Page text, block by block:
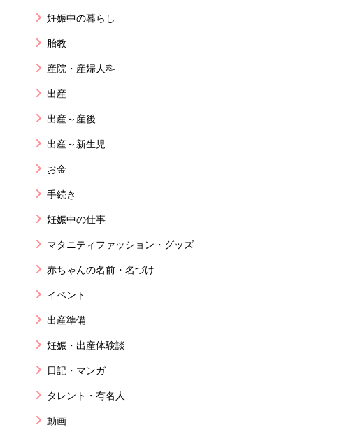
妊娠中の暮らし
胎教
産院・産婦人科
出産
出産～産後
出産～新生児
お金
手続き
妊娠中の仕事
マタニティファッション・グッズ
赤ちゃんの名前・名づけ
イベント
出産準備
妊娠・出産体験談
日記・マンガ
タレント・有名人
動画